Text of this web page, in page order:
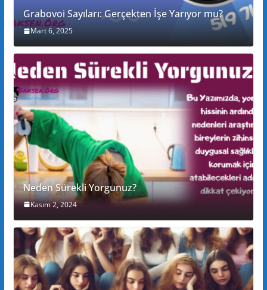
Grabovoi Sayıları: Gerçekten İşe Yarıyor mu?
Mart 6, 2025
Neden Sürekli Yorgunuz?
Kasım 2, 2024